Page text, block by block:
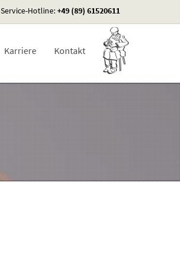
Service-Hotline:+49 (89) 61520611
Karriere Kontakt